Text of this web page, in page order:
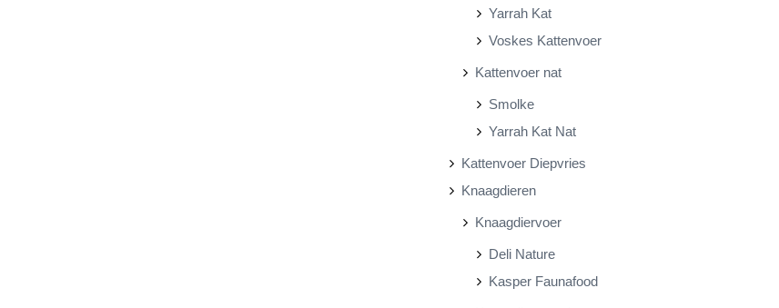
Yarrah Kat
Voskes Kattenvoer
Kattenvoer nat
Smolke
Yarrah Kat Nat
Kattenvoer Diepvries
Knaagdieren
Knaagdiervoer
Deli Nature
Kasper Faunafood